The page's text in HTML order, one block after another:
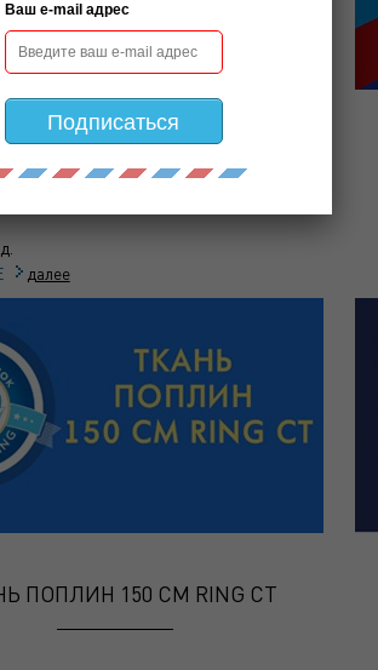
НА ВЫСТАВКУ!
далее
ПОПЛИН 150 СМ RING CT
Ваш e-mail адрес
Подписаться